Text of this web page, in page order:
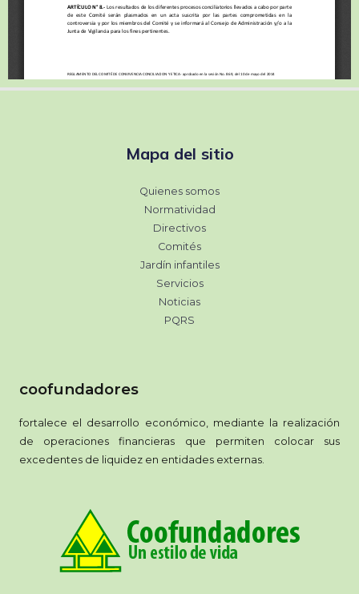
Mapa del sitio
Quienes somos
Normatividad
Directivos
Comités
Jardín infantiles
Servicios
Noticias
PQRS
coofundadores
fortalece el desarrollo económico, mediante la realización
de operaciones financieras que permiten colocar sus
excedentes de liquidez en entidades externas.